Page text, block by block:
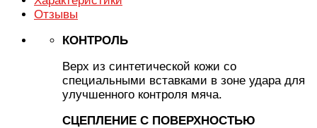
Отзывы
КОНТРОЛЬ
Верх из синтетической кожи со
специальными вставками в зоне удара для
улучшенного контроля мяча.
СЦЕПЛЕНИЕ С ПОВЕРХНОСТЬЮ